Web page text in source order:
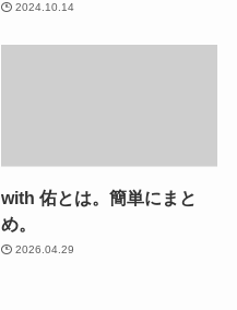
2024.10.14
with 佑とは。簡単にまと
め。
2026.04.29